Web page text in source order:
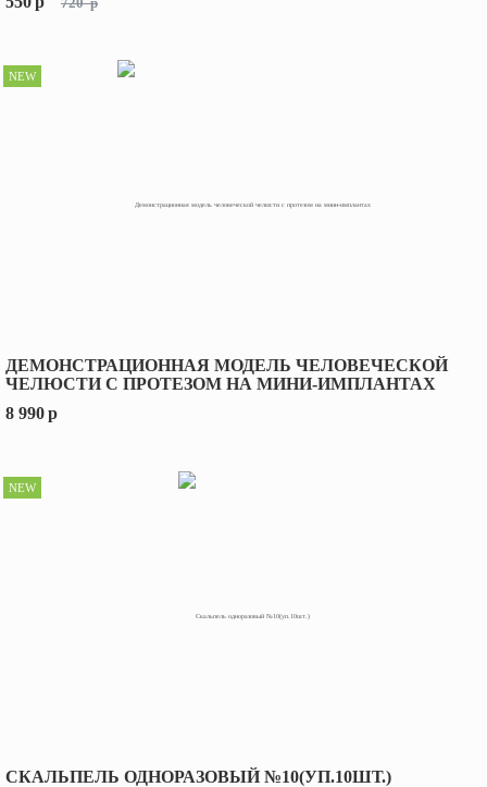
ДЕМОНСТРАЦИОННАЯ МОДЕЛЬ ЧЕЛОВЕЧЕСКОЙ
ЧЕЛЮСТИ С ПРОТЕЗОМ НА МИНИ-ИМПЛАНТАХ
8 990p
NEW
СКАЛЬПЕЛЬ ОДНОРАЗОВЫЙ №10(УП.10ШТ.)
NEW